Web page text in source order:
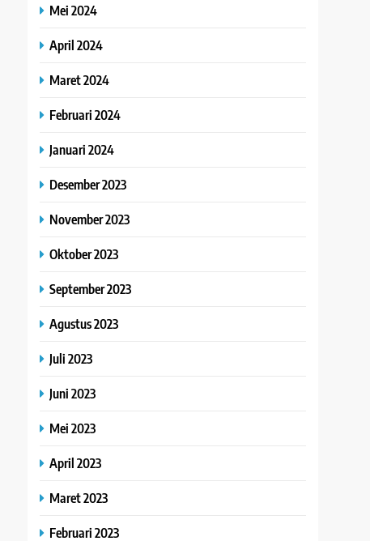
Mei 2024
April 2024
Maret 2024
Februari 2024
Januari 2024
Desember 2023
November 2023
Oktober 2023
September 2023
Agustus 2023
Juli 2023
Juni 2023
Mei 2023
April 2023
Maret 2023
Februari 2023